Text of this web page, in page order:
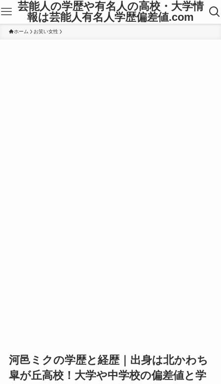
芸能人の学歴や有名人の高校・大学情
報は芸能人有名人学歴偏差値.com
ホーム お笑い女性
河邑ミクの学歴と経歴｜出身は北かわち
皐が丘高校！大学や中学校の偏差値と学